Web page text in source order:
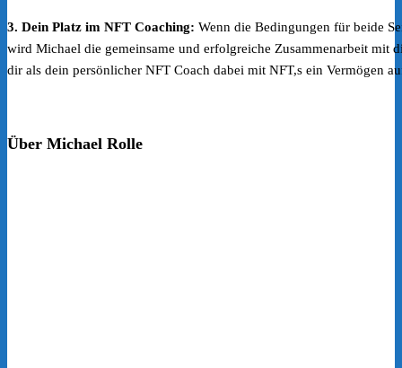
3. Dein Platz im NFT Coaching: Wenn die Bedingungen für beide
wird Michael die gemeinsame und erfolgreiche Zusammenarbeit mit
dir als dein persönlicher NFT Coach dabei mit NFT,s ein Vermögen
Über Michael Rolle